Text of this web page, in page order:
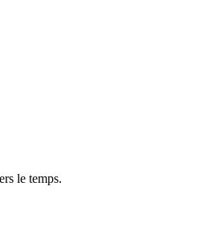
le temps.